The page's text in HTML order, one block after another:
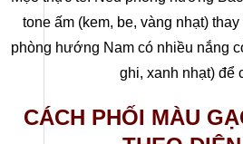
tone ấm (kem, be, vàng nhạt)
phòng hướng Nam có nhiều nắng
ghi, xanh nhạt) để
CÁCH PHỐI MÀU